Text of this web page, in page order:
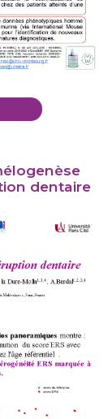
dentaire